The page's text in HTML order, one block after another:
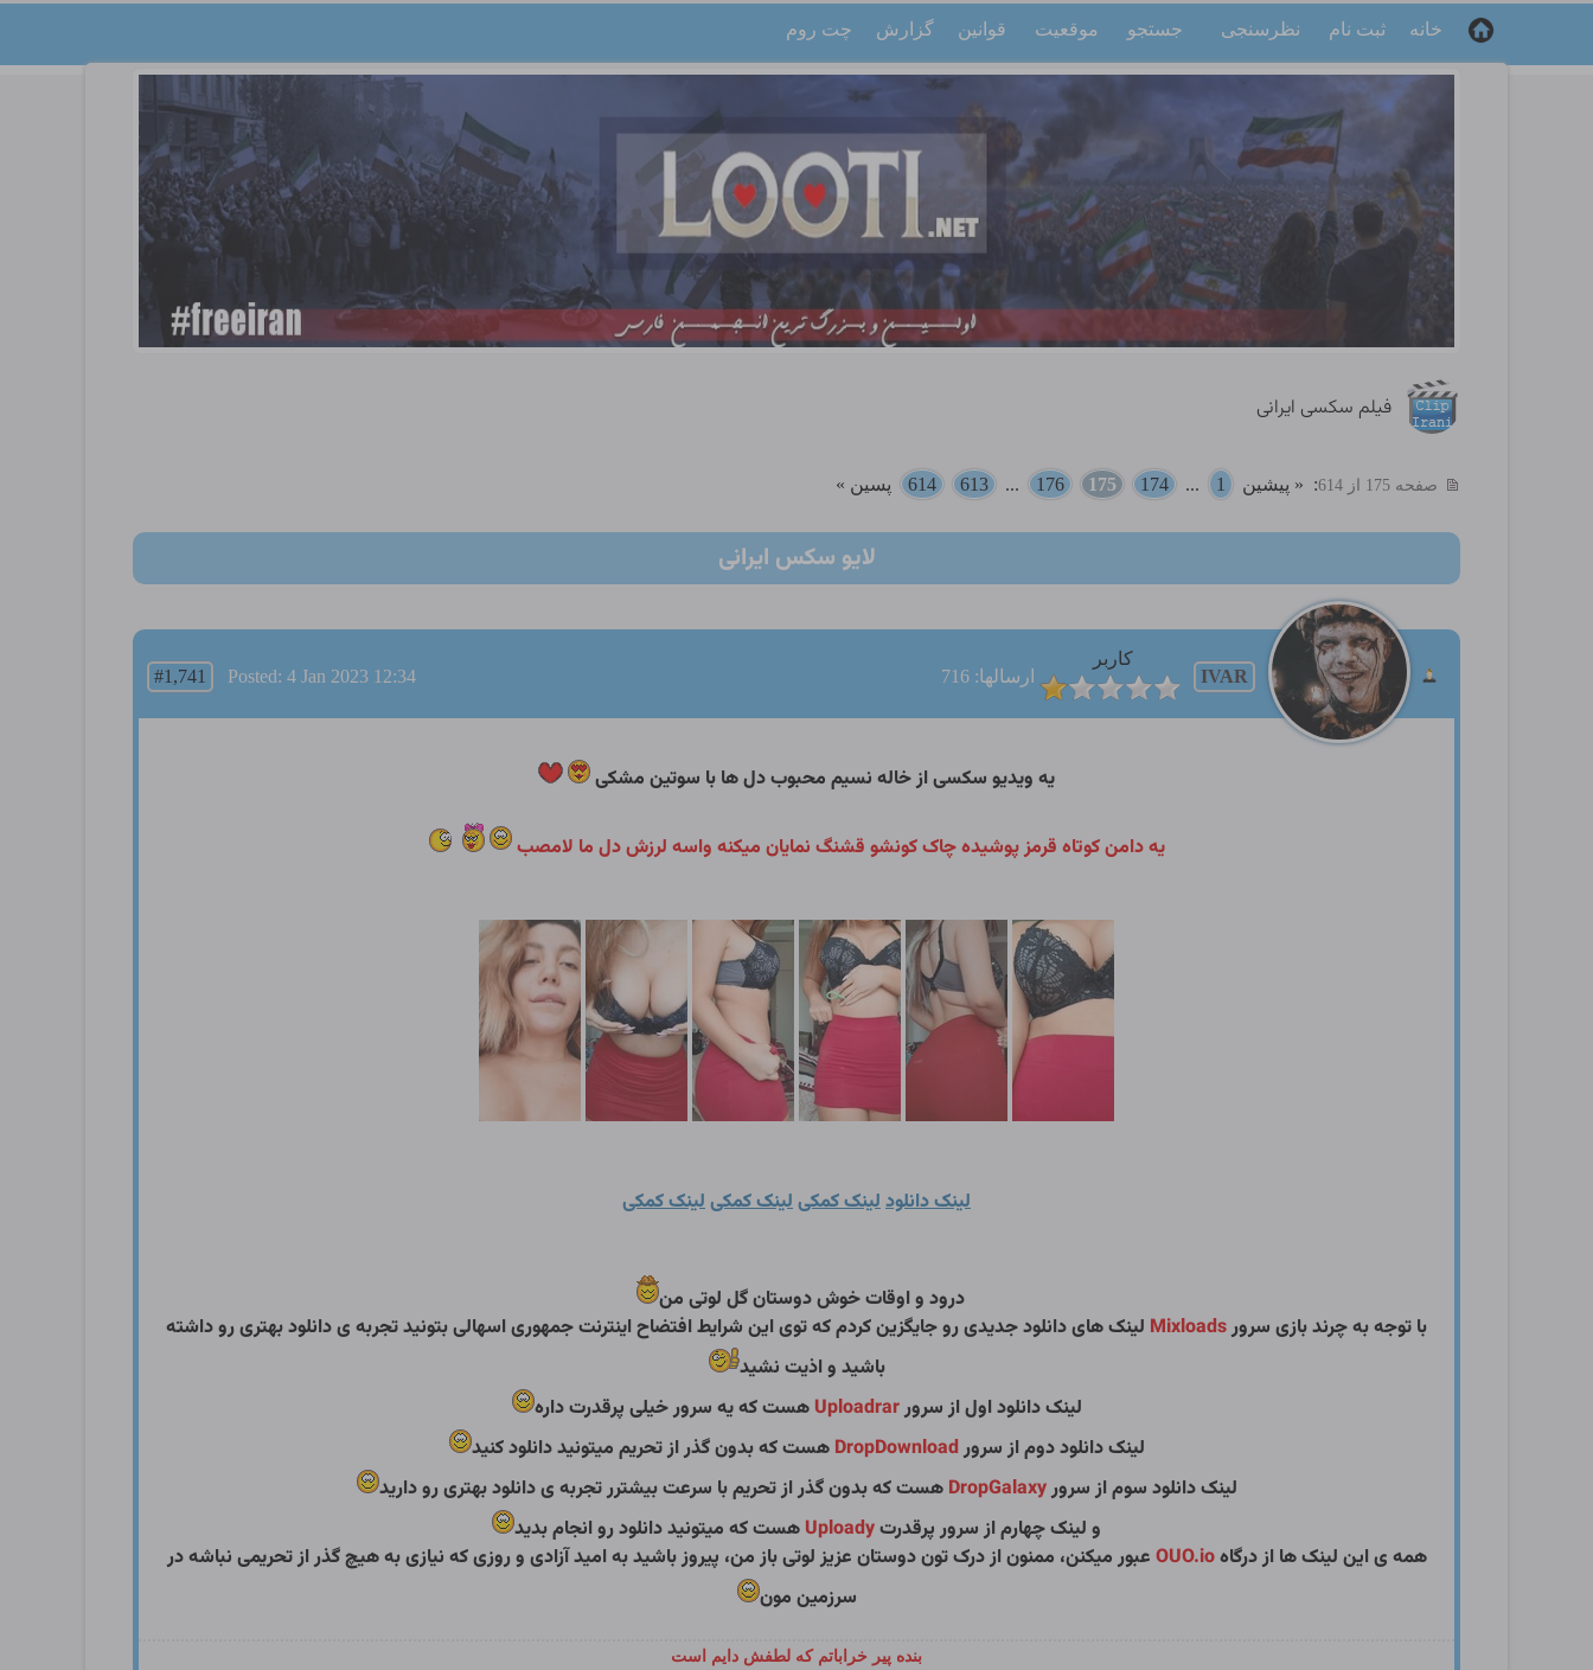
خانه ثبت نام نظرسنجی جستجو موقعیت قوانین گزارش چت روم
فیلم سکسی ایرانی
صفحه 175 از 614 : « پیشین 1
...
174
175
176
...
613
614 پسین »
لایو سکس ایرانی
IVAR
کاربر
ارسالها: 716
#1,741 Posted: 4 Jan 2023 12:34
یه ویدیو سکسی از خاله نسیم محبوب دل ها با سوتین مشکی
یه دامن کوتاه قرمز پوشیده چاک کونشو قشنگ نمایان میکنه واسه لرزش دل ما لامصب
لینک دانلودلینک کمکیلینک کمکیلینک کمکی
درود و اوقات خوش دوستان گل لوتی من
با توجه به چرند بازی سرورMixloads لینک های دانلود جدیدی رو جایگزین کردم که توی این شرایط افتضاح اینترنت جمهوری اسهالی بتونید تجربه ی دانلود بهتری رو داشته
باشید و اذیت نشید
لینک دانلود اول از سرورUploadrar هست که یه سرور خیلی پرقدرت داره
لینک دانلود دوم از سرورDropDownload هست که بدون گذر از تحریم میتونید دانلود کنید
لینک دانلود سوم از سرورDropGalaxy هست که بدون گذر از تحریم با سرعت بیشترر تجربه ی دانلود بهتری رو دارید
و لینک چهارم از سرور پرقدرتUploady هست که میتونید دانلود رو انجام بدید
همه ی این لینک ها از درگاهOUO.io عبور میکنن، ممنون از درک تون دوستان عزیز لوتی باز من، پیروز باشید به امید آزادی و روزی که نیازی به هیچ گذر از تحریمی نباشه در
سرزمین مون
بنده پیر خراباتم که لطفش دایم است